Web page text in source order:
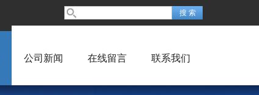
公司新闻 在线留言 联系我们